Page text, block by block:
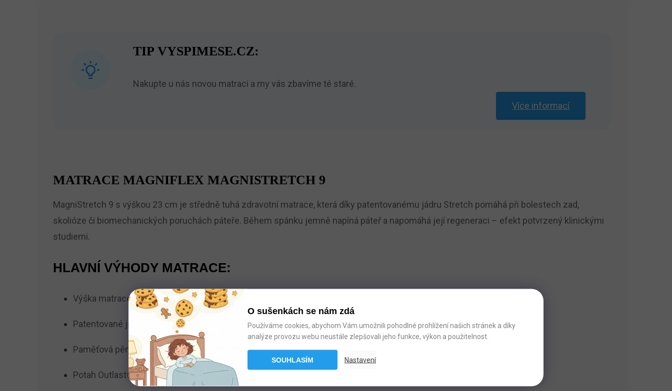
O sušenkách se nám zdá
Používáme cookies, abychom Vám umožnili pohodlné prohlížení našich stránek a díky
analýze provozu webu neustále zlepšovali jeho funkce, výkon a použitelnost.
SOUHLASÍM Nastavení
TIP VYSPIMESE.CZ:
Nakupte u nás novou matraci a my vás zbavíme té staré.
Více informací
MATRACE MAGNIFLEX MAGNISTRETCH 9
MagniStretch 9 s výškou 23 cm je středně tuhá zdravotní matrace, která díky patentovanému jádru Stretch pomáhá při bolestech zad,
skolióze či biomechanických poruchách páteře. Během spánku jemně napíná páteř a napomáhá její regeneraci – efekt potvrzený klinickými
studiemi.
HLAVNÍ VÝHODY MATRACE:
Výška matrace 23 cm, nosnost do 150 kg, záruka 12 let
Patentované jádro Stretch – aktivní regenerace páteře během spánku
Paměťová pěna Memoform (1 cm) v potahu pro beztlakový komfort
Potah Outlast® – termoregulace a stabilní teplota po celou noc